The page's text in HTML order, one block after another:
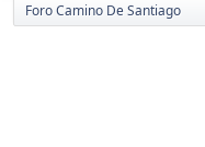
Foro Camino De Santiago